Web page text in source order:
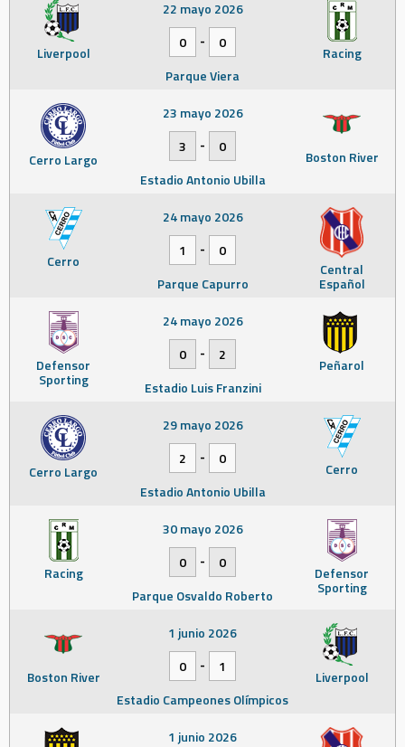
Liverpool Racing
22 mayo 2026
0
-
0
Parque Viera
Cerro Largo Boston River
23 mayo 2026
3
-
0
Estadio Antonio Ubilla
Cerro Central
Español
24 mayo 2026
1
-
0
Parque Capurro
Defensor
Sporting
Peñarol
24 mayo 2026
0
-
2
Estadio Luis Franzini
Cerro Largo Cerro
29 mayo 2026
2
-
0
Estadio Antonio Ubilla
Racing Defensor
Sporting
30 mayo 2026
0
-
0
Parque Osvaldo Roberto
Boston River Liverpool
1 junio 2026
0
-
1
Estadio Campeones Olímpicos
1 junio 2026